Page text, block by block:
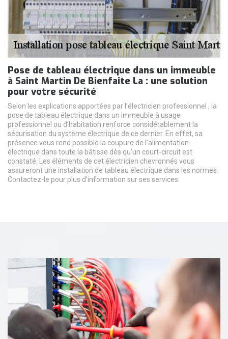
Pose de tableau électrique dans un immeuble
à Saint Martin De Bienfaite La : une solution
pour votre sécurité
Selon les explications apportées par l’électricien professionnel , la
pose de tableau électrique dans un immeuble à usage
professionnel ou d’habitation renforce considérablement la
sécurisation du système électrique de ce dernier. En effet, sa
présence vous rend possible la coupure de l’alimentation
électrique dans toute la bâtisse dès qu’un court-circuit est
constaté. Les éléments de cet électricien chevronnés vous
assureront une installation de tableau électrique dans les normes.
Contactez-le pour plus d'information sur ses services.